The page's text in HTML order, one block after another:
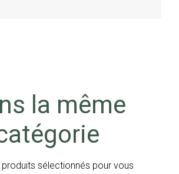
la même
sélectionnés pour vous